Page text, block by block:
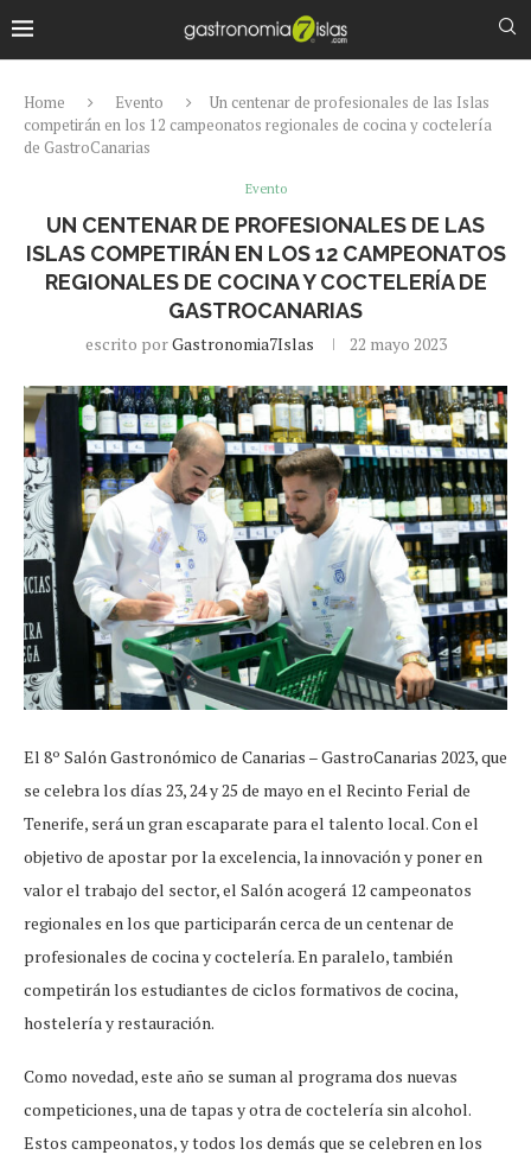
Home Evento
Un centenar de profesionales de las Islas
competirán en los 12 campeonatos regionales de cocina y coctelería
de GastroCanarias
Evento
UN CENTENAR DE PROFESIONALES DE LAS
ISLAS COMPETIRÁN EN LOS 12 CAMPEONATOS
REGIONALES DE COCINA Y COCTELERÍA DE
GASTROCANARIAS
escrito porGastronomia7Islas 22 mayo 2023
El 8º Salón Gastronómico de Canarias – GastroCanarias 2023, que
se celebra los días 23, 24 y 25 de mayo en el Recinto Ferial de
Tenerife, será un gran escaparate para el talento local. Con el
objetivo de apostar por la excelencia, la innovación y poner en
valor el trabajo del sector, el Salón acogerá 12 campeonatos
regionales en los que participarán cerca de un centenar de
profesionales de cocina y coctelería. En paralelo, también
competirán los estudiantes de ciclos formativos de cocina,
hostelería y restauración.
Como novedad, este año se suman al programa dos nuevas
competiciones, una de tapas y otra de coctelería sin alcohol.
Estos campeonatos, y todos los demás que se celebren en los